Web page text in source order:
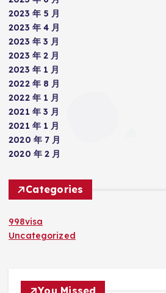
2023 年 5 月
2023 年 4 月
2023 年 3 月
2023 年 2 月
2023 年 1 月
2022 年 8 月
2022 年 1 月
2021 年 3 月
2021 年 1 月
2020 年 7 月
2020 年 2 月
Categories
998visa
Uncategorized